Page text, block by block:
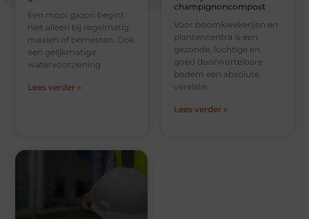
Een mooi gazon begint
niet alleen bij regelmatig
maaien of bemesten. Ook
een gelijkmatige
watervoorziening
Lees verder »
champignoncompost
Voor boomkwekerijen en
plantencentra is een
gezonde, luchtige en
goed doorwortelbare
bodem een absolute
vereiste.
Lees verder »